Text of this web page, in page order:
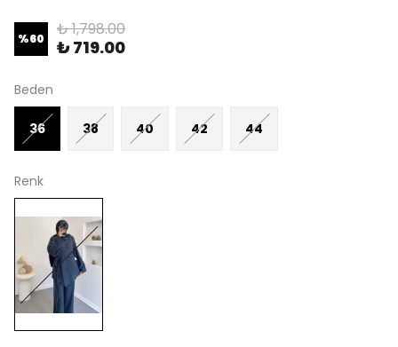
%60 ₺ 1,798.00
₺ 719.00
Beden
36 38 40 42 44
Renk